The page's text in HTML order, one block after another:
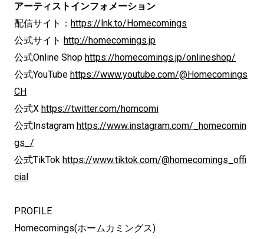
アーティストインフォメーション
配信サイト： https://lnk.to/Homecomings
公式サイト http://homecomings.jp
公式Online Shop https://homecomings.jp/onlineshop/
公式YouTube https://www.youtube.com/@Homecomings
CH
公式X https://twitter.com/homcomi
公式Instagram https://www.instagram.com/_homecomin
gs_/
公式TikTok https://www.tiktok.com/@homecomings_offi
cial
PROFILE
Homecomings(ホームカミングス)